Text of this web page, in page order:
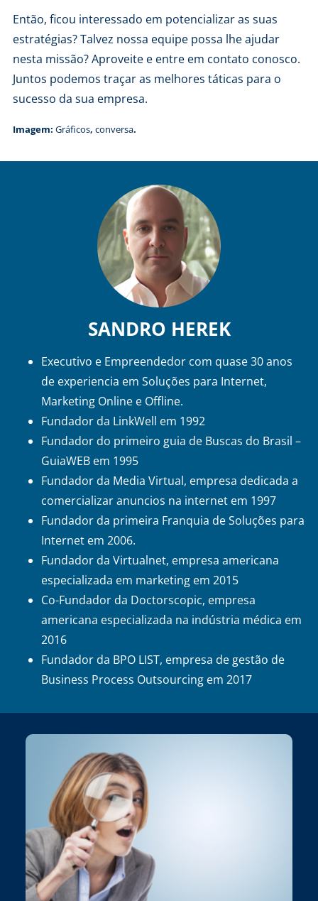
Então, ficou interessado em potencializar as suas
estratégias? Talvez nossa equipe possa lhe ajudar
nesta missão? Aproveite e entre em contato conosco.
Juntos podemos traçar as melhores táticas para o
sucesso da sua empresa.
Imagem: Gráficos, conversa.
SANDRO HEREK
Executivo e Empreendedor com quase 30 anos
de experiencia em Soluções para Internet,
Marketing Online e Offline.
Fundador da LinkWell em 1992
Fundador do primeiro guia de Buscas do Brasil –
GuiaWEB em 1995
Fundador da Media Virtual, empresa dedicada a
comercializar anuncios na internet em 1997
Fundador da primeira Franquia de Soluções para
Internet em 2006.
Fundador da Virtualnet, empresa americana
especializada em marketing em 2015
Co-Fundador da Doctorscopic, empresa
americana especializada na indústria médica em
2016
Fundador da BPO LIST, empresa de gestão de
Business Process Outsourcing em 2017